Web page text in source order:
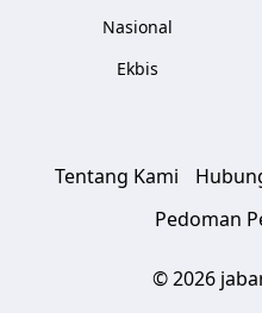
Nasional
Ekbis
Tentang Kami
Pedoman
© 2026